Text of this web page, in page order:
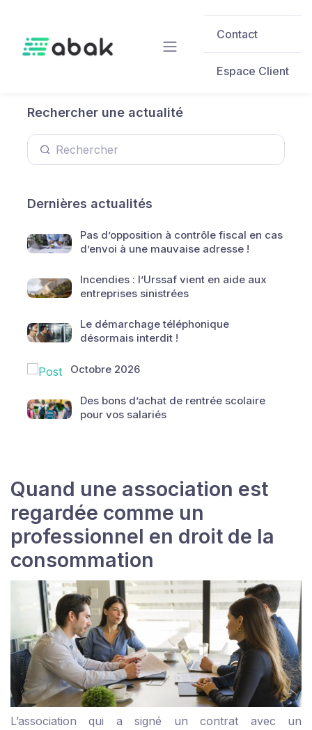
Contact
Espace Client
Rechercher une actualité
Dernières actualités
Pas d’opposition à contrôle fiscal en cas
d’envoi à une mauvaise adresse !
Incendies : l’Urssaf vient en aide aux
entreprises sinistrées
Le démarchage téléphonique
désormais interdit !
Octobre 2026
Des bons d’achat de rentrée scolaire
pour vos salariés
Quand une association est
regardée comme un
professionnel en droit de la
consommation
L’association qui a signé un contrat avec un